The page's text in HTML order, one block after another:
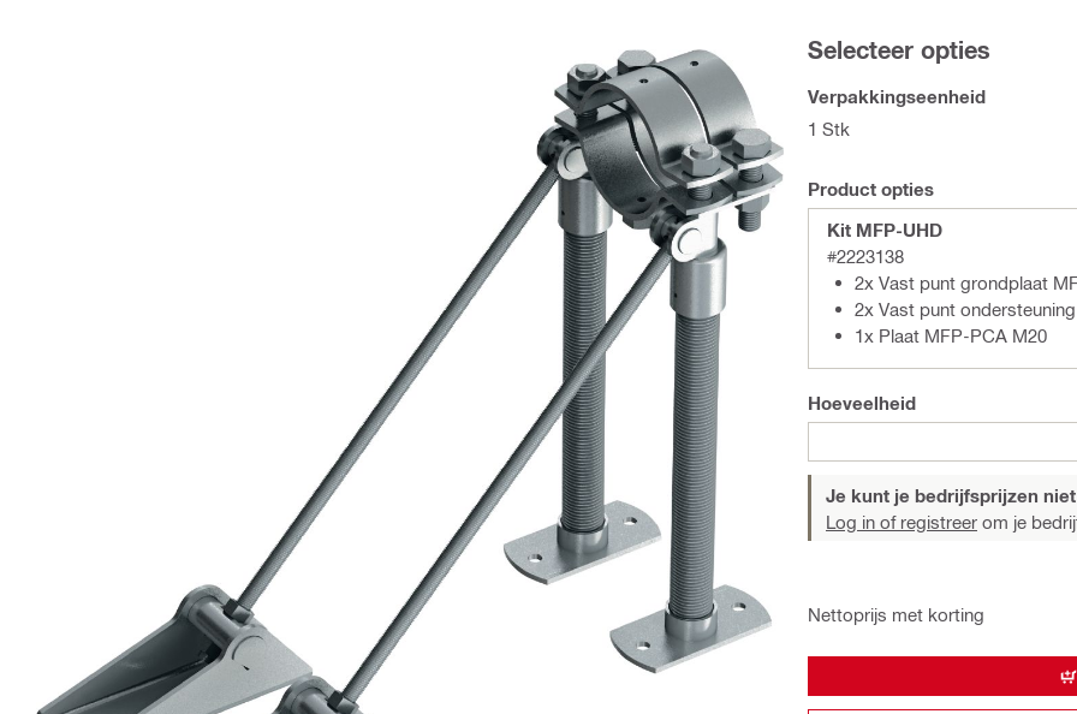
Selecteer opties
Verpakkingseenheid
1 Stk
Product opties
Kit MFP-UHD
#2223138
2x Vast punt grondplaat
2x Vast punt
1x Plaat MFP-PCA M20
Hoeveelheid
Je kunt je bedrijfsprijzen
Log in of registreer om je
Nettoprijs met korting